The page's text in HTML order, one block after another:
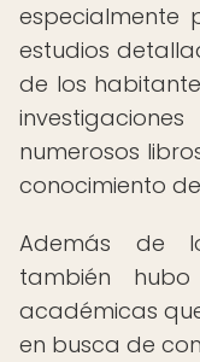
especialmente
estudios
de los
numerosos
conocimiento
Además de
también
académicas
en busca de